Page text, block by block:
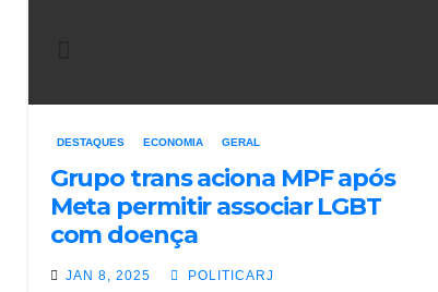
DESTAQUES ECONOMIA GERAL
Grupo trans aciona MPF após
Meta permitir associar LGBT
com doença
JAN 8, 2025 POLITICARJ